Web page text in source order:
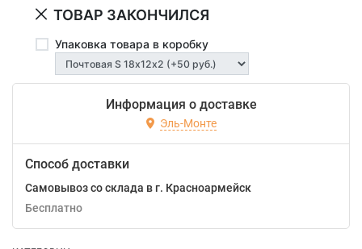
ТОВАР ЗАКОНЧИЛСЯ
Упаковка товара в коробку
Информация о доставке
Эль-Монте
Способ доставки
Самовывоз со склада в г. Красноармейск
Бесплатно